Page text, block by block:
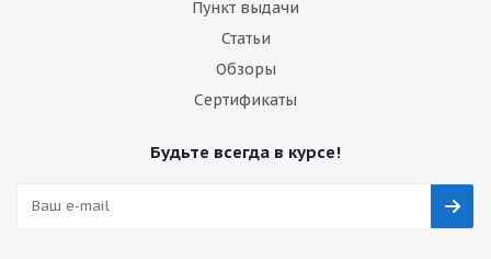
Пункт выдачи
Статьи
Обзоры
Сертификаты
Будьте всегда в курсе!